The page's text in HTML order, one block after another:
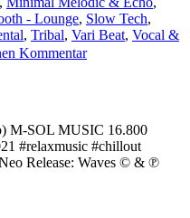
- Lounge, Slow Tech,
, Tribal, Vari Beat, Vocal &
Kommentarzu
Egyptian
Music
|
M-SOL MUSIC 16.800
#relaxmusic #chillout
Release: Waves © & ℗